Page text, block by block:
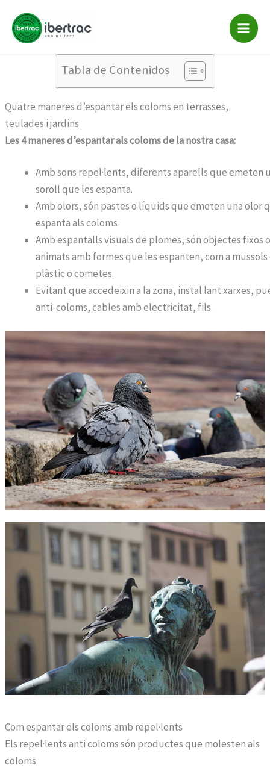
contingut
Com espantar coloms
Home-
Tabla de Contenidos
Quatre maneres d’espantar els coloms en terrasses,
teulades i jardins
Les 4 maneres d’espantar als coloms de la nostra casa:
Amb sons repel·lents, diferents aparells que emeten
soroll que les espanta.
Amb olors, són pastes o líquids que emeten una olor
espanta als coloms
Amb espantalls visuals de plomes, són objectes fixos
animats amb formes que les espanten, com a mussols
plàstic o cometes.
Evitant que accedeixin a la zona, instal·lant xarxes,
anti-coloms, cables amb electricitat, fils.
Com espantar els coloms amb repel·lents
Els repel·lents anti coloms són productes que molesten als
coloms